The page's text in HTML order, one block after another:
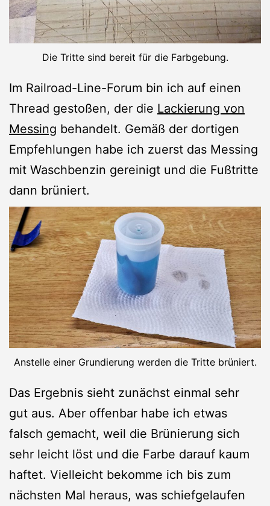
Die Tritte sind bereit für die Farbgebung.
Im Railroad-Line-Forum bin ich auf einen
Thread gestoßen, der die Lackierung von
Messing behandelt. Gemäß der dortigen
Empfehlungen habe ich zuerst das Messing
mit Waschbenzin gereinigt und die Fußtritte
dann brüniert.
Anstelle einer Grundierung werden die Tritte brüniert.
Das Ergebnis sieht zunächst einmal sehr
gut aus. Aber offenbar habe ich etwas
falsch gemacht, weil die Brünierung sich
sehr leicht löst und die Farbe darauf kaum
haftet. Vielleicht bekomme ich bis zum
nächsten Mal heraus, was schiefgelaufen